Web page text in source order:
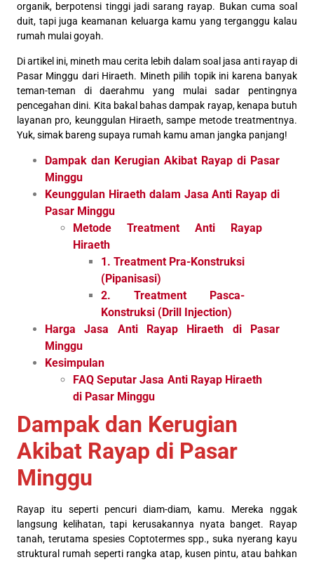
organik, berpotensi tinggi jadi sarang rayap. Bukan cuma soal
duit, tapi juga keamanan keluarga kamu yang terganggu kalau
rumah mulai goyah.
Di artikel ini, mineth mau cerita lebih dalam soal jasa anti rayap di
Pasar Minggu dari Hiraeth. Mineth pilih topik ini karena banyak
teman-teman di daerahmu yang mulai sadar pentingnya
pencegahan dini. Kita bakal bahas dampak rayap, kenapa butuh
layanan pro, keunggulan Hiraeth, sampe metode treatmentnya.
Yuk, simak bareng supaya rumah kamu aman jangka panjang!
Dampak dan Kerugian Akibat Rayap di Pasar
Minggu
Keunggulan Hiraeth dalam Jasa Anti Rayap di
Pasar Minggu
Metode Treatment Anti Rayap
Hiraeth
1. Treatment Pra-Konstruksi
(Pipanisasi)
2. Treatment Pasca-
Konstruksi (Drill Injection)
Harga Jasa Anti Rayap Hiraeth di Pasar
Minggu
Kesimpulan
FAQ Seputar Jasa Anti Rayap Hiraeth
di Pasar Minggu
Dampak dan Kerugian
Akibat Rayap di Pasar
Minggu
Rayap itu seperti pencuri diam-diam, kamu. Mereka nggak
langsung kelihatan, tapi kerusakannya nyata banget. Rayap
tanah, terutama spesies Coptotermes spp., suka nyerang kayu
struktural rumah seperti rangka atap, kusen pintu, atau bahkan